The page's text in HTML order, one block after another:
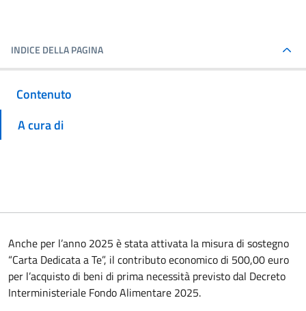
INDICE DELLA PAGINA
Contenuto
A cura di
Anche per l’anno 2025 è stata attivata la misura di sostegno
“Carta Dedicata a Te”, il contributo economico di 500,00 euro
per l’acquisto di beni di prima necessità previsto dal Decreto
Interministeriale Fondo Alimentare 2025.